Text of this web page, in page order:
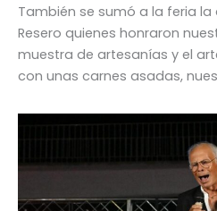
También se sumó a la feria
Resero quienes honraron
muestra de artesanías y el
con unas carnes asadas,